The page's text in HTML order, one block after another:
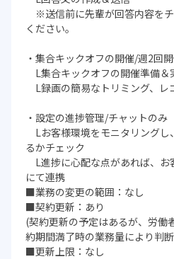
※送信前に先輩が回答内容を
ください。
・集合キックオフの開催/週2回
L集合キックオフの開催準備＆
L録画の簡易なトリミング、レ
・設定の進捗管理/チャットのみ
Lお客様環境をモニタリングし
るかチェック
L進捗に心配な点があれば、お
にて連携
■業務の変更の範囲：なし
■契約更新：あり
(契約更新の予定はあるが、労働
約期間満了時の業務量により判
■更新上限：なし